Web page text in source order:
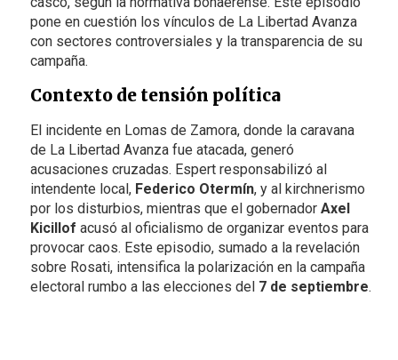
pone en cuestión los vínculos de La Libertad Avanza
con sectores controversiales y la transparencia de su
campaña.
Contexto de tensión política
El incidente en Lomas de Zamora, donde la caravana
de La Libertad Avanza fue atacada, generó
acusaciones cruzadas. Espert responsabilizó al
intendente local, Federico Otermín, y al kirchnerismo
por los disturbios, mientras que el gobernador Axel
Kicillof acusó al oficialismo de organizar eventos para
provocar caos. Este episodio, sumado a la revelación
sobre Rosati, intensifica la polarización en la campaña
electoral rumbo a las elecciones del 7 de septiembre.